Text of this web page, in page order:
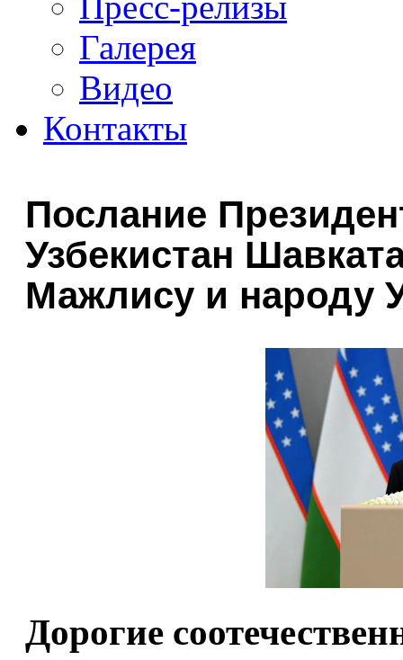
Галерея
Видео
Контакты
Послание
Узбекистан
Мажлису и народу
Дорогие